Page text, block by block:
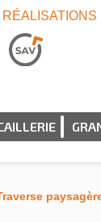
RÉALISATIONS